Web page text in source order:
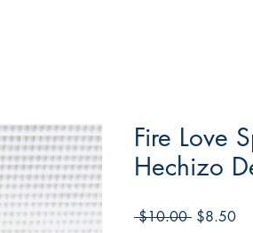
Fire Love
Hechizo
$10.00 Regular
$8.50